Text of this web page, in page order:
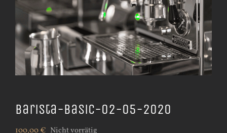
Barista-Basic-02-05-2020
100,00€ Nicht vorrätig